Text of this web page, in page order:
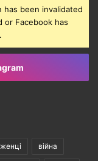
has been invalidated
or Facebook has
війна